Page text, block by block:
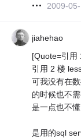
2009-
jiahehao
[Quote=引用
引用 2 楼
可我没有在
的时候也不
是一点也不懂
是用的sql